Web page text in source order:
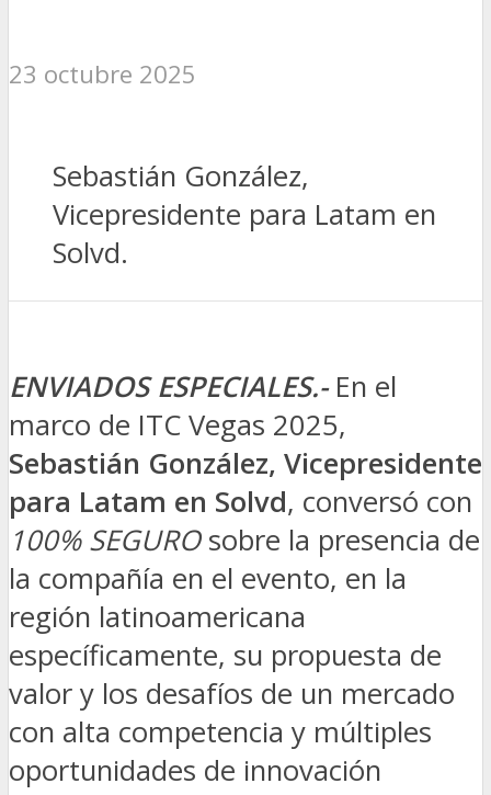
23 octubre 2025
Sebastián González,
Vicepresidente para Latam en
Solvd.
ENVIADOS ESPECIALES.-En el
marco de ITC Vegas 2025,
Sebastián González, Vicepresidente
para Latam en Solvd, conversó con
100% SEGUROsobre la presencia de
la compañía en el evento, en la
región latinoamericana
específicamente, su propuesta de
valor y los desafíos de un mercado
con alta competencia y múltiples
oportunidades de innovación